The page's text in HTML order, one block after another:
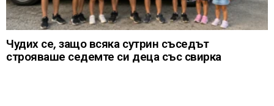
Чудих се, защо всяка сутрин съседът
строяваше седемте си деца със свирка